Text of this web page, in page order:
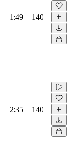
1:49 140
2:35 140